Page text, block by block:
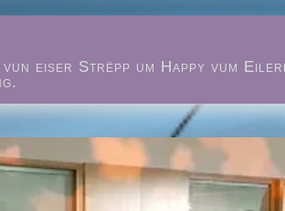
eiser Strëpp um Happy vum